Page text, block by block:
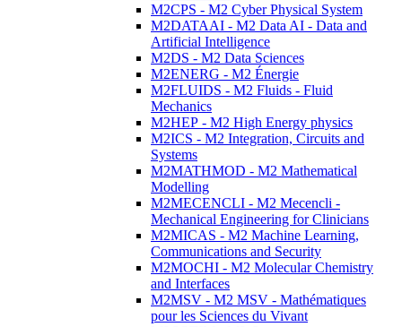
M2CPS - M2 Cyber Physical System
M2DATAAI - M2 Data AI - Data and
Artificial Intelligence
M2DS - M2 Data Sciences
M2ENERG - M2 Énergie
M2FLUIDS - M2 Fluids - Fluid
Mechanics
M2HEP - M2 High Energy physics
M2ICS - M2 Integration, Circuits and
Systems
M2MATHMOD - M2 Mathematical
Modelling
M2MECENCLI - M2 Mecencli -
Mechanical Engineering for Clinicians
M2MICAS - M2 Machine Learning,
Communications and Security
M2MOCHI - M2 Molecular Chemistry
and Interfaces
M2MSV - M2 MSV - Mathématiques
pour les Sciences du Vivant